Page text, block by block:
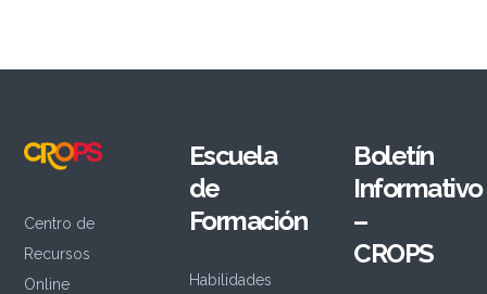
Centro de
Recursos
Online
Escuela
de
Formación
Habilidades
Boletín
Informativo
–
CROPS